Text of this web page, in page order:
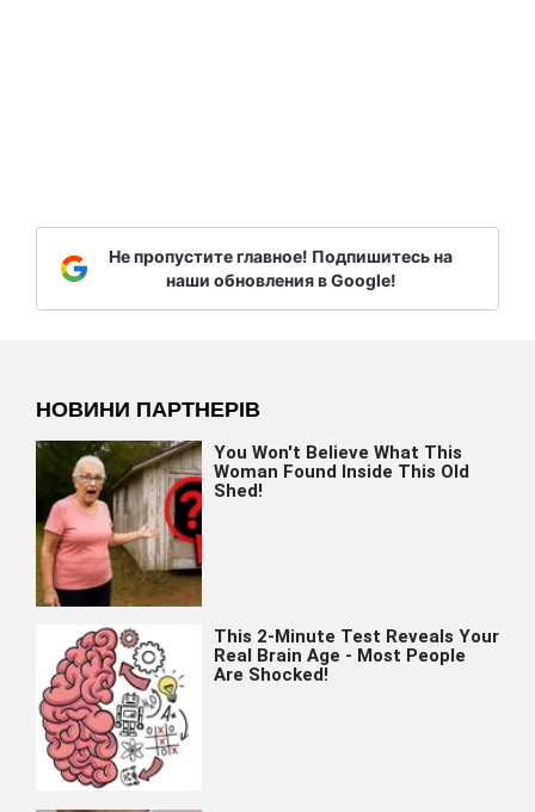
Не пропустите главное! Подпишитесь на
наши обновления в Google!